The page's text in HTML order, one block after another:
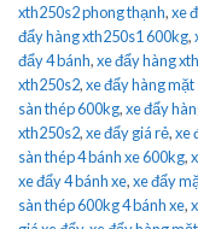
xth250s2 phong thạnh,xe
đẩy hàng xth250s1 600kg,
đẩy 4 bánh,xe đẩy hàng
xth250s2,xe đẩy hàng
sàn thép 600kg,xe đẩy
xth250s2,xe đẩy giá rẻ,xe
sàn thép 4 bánh xe 600kg,
xe đẩy 4 bánh xe,xe đẩy
sàn thép 600kg 4 bánh xe,